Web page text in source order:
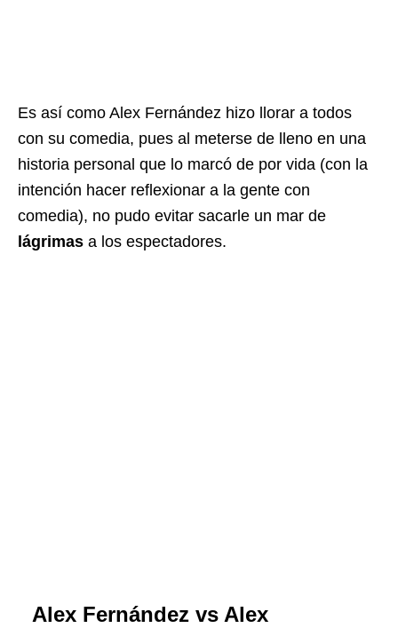
Es así como Alex Fernández hizo llorar a todos
con su comedia, pues al meterse de lleno en una
historia personal que lo marcó de por vida (con la
intención hacer reflexionar a la gente con
comedia), no pudo evitar sacarle un mar de
lágrimas a los espectadores.
Alex Fernández vs Alex